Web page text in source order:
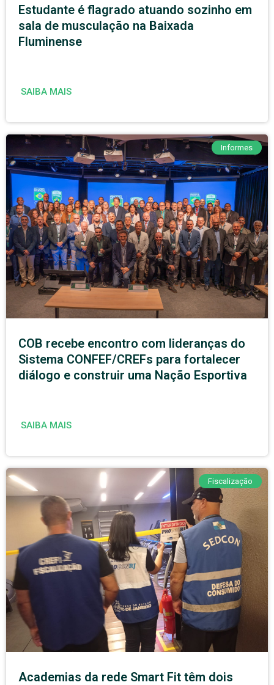
Estudante é flagrado atuando sozinho em
sala de musculação na Baixada
Fluminense
SAIBA MAIS
Informes
COB recebe encontro com lideranças do
Sistema CONFEF/CREFs para fortalecer
diálogo e construir uma Nação Esportiva
SAIBA MAIS
Fiscalização
Academias da rede Smart Fit têm dois